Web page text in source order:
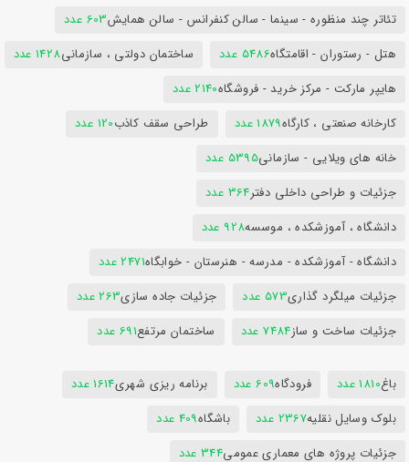
تئاتر چند منظوره - سینما - سالن کنفرانس - سالن همایش603 عدد
هتل - رستوران - اقامتگاه5486 عدد ساختمان دولتی ، سازمانی1428 عدد
هایپر مارکت - مرکز خرید - فروشگاه2140 عدد
کارخانه صنعتی ، کارگاه1879 عدد طراحی سقف کاذب120 عدد
خانه های ویلایی - سازمانی5395 عدد
جزئیات و طراحی داخلی دفتر364 عدد
دانشگاه ، آموزشکده ، موسسه928 عدد
دانشگاه - آموزشکده - مدرسه - هنرستان - خوابگاه2471 عدد
جزئیات میلگرد گذاری573 عدد جزئیات جاده سازی263 عدد
جزئیات ساخت و ساز7484 عدد ساختمان مرتفع691 عدد
باغ1810 عدد فرودگاه609 عدد برنامه ریزی شهری1614 عدد
بلوک وسایل نقلیه2367 عدد باشگاه409 عدد
جزئیات پروژه های معماری عمومی344 عدد